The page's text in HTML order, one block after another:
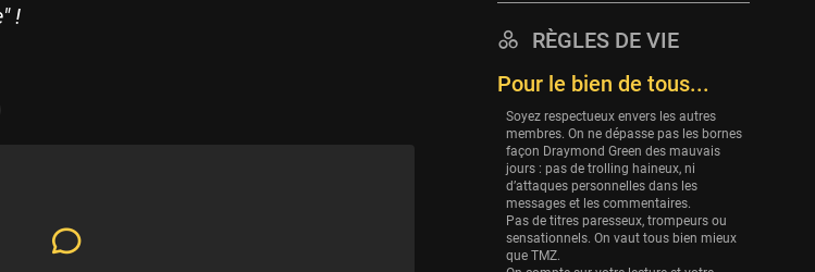
!
32 sessions
Houston Rockets
Washington Wizards
29 sessions
Portland Trail Blazers
27 sessions
Eurobasket
RÈGLES DE VIE
Pour le bien de tous...
Soyez respectueux envers les autres
membres. On ne dépasse pas les bornes
façon Draymond Green des mauvais
jours : pas de trolling haineux, ni
d’attaques personnelles dans les
messages et les commentaires.
Pas de titres paresseux, trompeurs ou
sensationnels. On vaut tous bien mieux
que TMZ.